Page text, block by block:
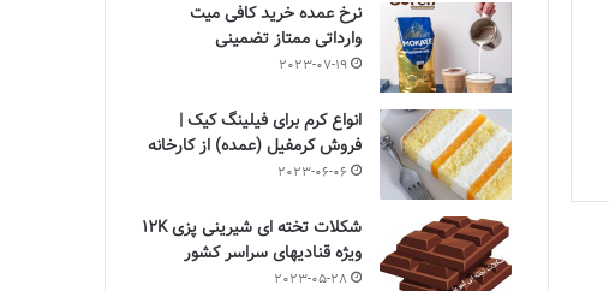
نرخ عمده خرید کافی میت
وارداتی ممتاز تضمینی
2023-07-19
انواع کرم برای فیلینگ کیک |
فروش کرمفیل (عمده) از کارخانه
2023-06-06
شکلات تخته ای شیرینی پزی 12K
ویژه قنادیهای سراسر کشور
2023-05-28